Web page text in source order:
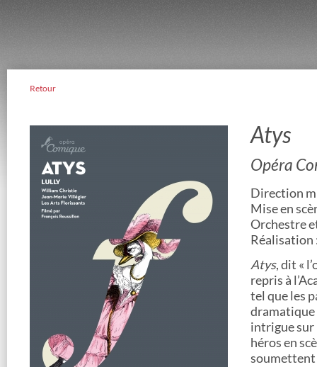
Retour
Atys
Opéra
Direction
Mise en
Orchestre
Réalisation
Atys, dit «
repris à
tel que les
intrigue sur
héros en
soumettent